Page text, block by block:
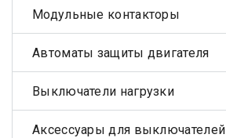
Модульные контакторы
Автоматы защиты двигателя
Выключатели нагрузки
Аксессуары для выключателей